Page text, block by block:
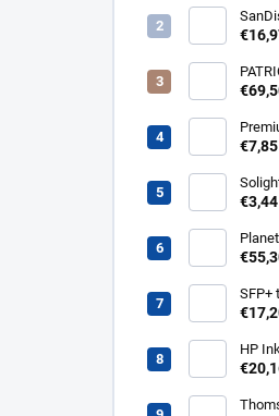
kabel
32GB
Interní
kábel
€7,85
€3,44
805A
SFP+
SR/
DELL
HP
24''